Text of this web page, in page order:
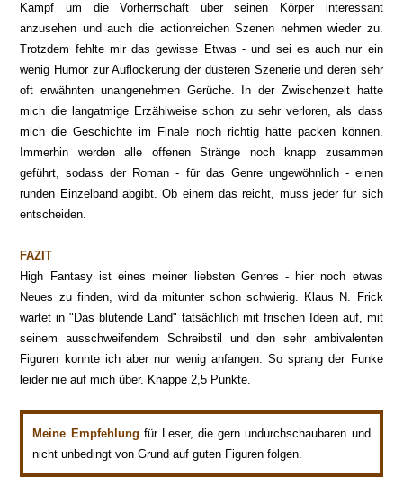
Kampf um die Vorherrschaft über seinen Körper interessant
anzusehen und auch die actionreichen Szenen nehmen wieder zu.
Trotzdem fehlte mir das gewisse Etwas - und sei es auch nur ein
wenig Humor zur Auflockerung der düsteren Szenerie und deren sehr
oft erwähnten unangenehmen Gerüche. In der Zwischenzeit hatte
mich die langatmige Erzählweise schon zu sehr verloren, als dass
mich die Geschichte im Finale noch richtig hätte packen können.
Immerhin werden alle offenen Stränge noch knapp zusammen
geführt, sodass der Roman - für das Genre ungewöhnlich - einen
runden Einzelband abgibt. Ob einem das reicht, muss jeder für sich
entscheiden.
FAZIT
High Fantasy ist eines meiner liebsten Genres - hier noch etwas
Neues zu finden, wird da mitunter schon schwierig. Klaus N. Frick
wartet in "Das blutende Land" tatsächlich mit frischen Ideen auf, mit
seinem ausschweifendem Schreibstil und den sehr ambivalenten
Figuren konnte ich aber nur wenig anfangen. So sprang der Funke
leider nie auf mich über. Knappe 2,5 Punkte.
Meine Empfehlung für Leser, die gern undurchschaubaren und
nicht unbedingtvon Grund auf guten Figuren folgen.